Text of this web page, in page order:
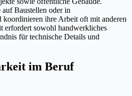
auf Baustellen oder in
koordinieren ihre Arbeit oft mit anderen
erfordert sowohl handwerkliches
für technische Details und
im Beruf